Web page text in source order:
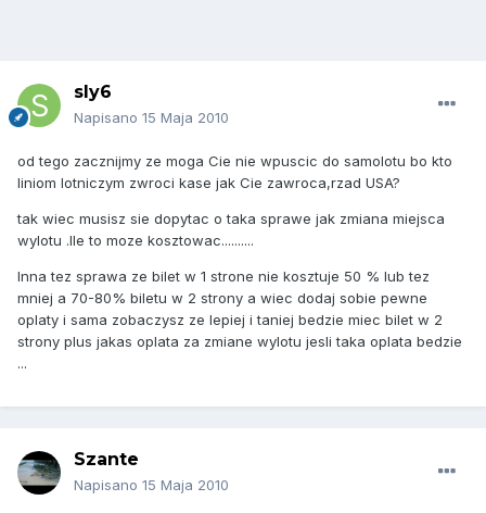
sly6
Napisano 15 Maja 2010
od tego zacznijmy ze moga Cie nie wpuscic do samolotu bo kto
liniom lotniczym zwroci kase jak Cie zawroca,rzad USA?
tak wiec musisz sie dopytac o taka sprawe jak zmiana miejsca
wylotu .Ile to moze kosztowac..........
Inna tez sprawa ze bilet w 1 strone nie kosztuje 50 % lub tez
mniej a 70-80% biletu w 2 strony a wiec dodaj sobie pewne
oplaty i sama zobaczysz ze lepiej i taniej bedzie miec bilet w 2
strony plus jakas oplata za zmiane wylotu jesli taka oplata bedzie
...
Szante
Napisano 15 Maja 2010